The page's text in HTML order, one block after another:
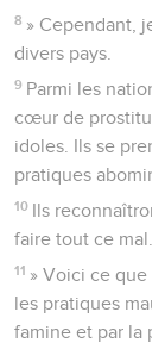
8 » Cependant,
divers pays.
9 Parmi les
cœur de
idoles. Ils se
pratiques
10 Ils
faire tout ce mal.
11 » Voici ce
les pratiques
famine et par la